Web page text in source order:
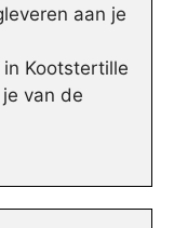
aan je
Kootstertille
van de